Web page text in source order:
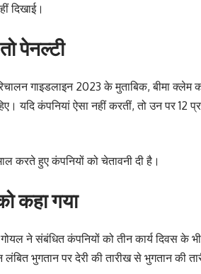
दिखाई।
पेनल्टी
गाइडलाइन 2023 के मुताबिक, बीमा क्लेम
यदि कंपनियां ऐसा नहीं करतीं, तो उन पर 12
करते हुए कंपनियों को चेतावनी दी है।
कहा गया
ने संबंधित कंपनियों को तीन कार्य दिवस के
भुगतान पर देरी की तारीख से भुगतान की